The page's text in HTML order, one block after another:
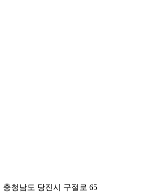
충청남도 당진시 구절로 65